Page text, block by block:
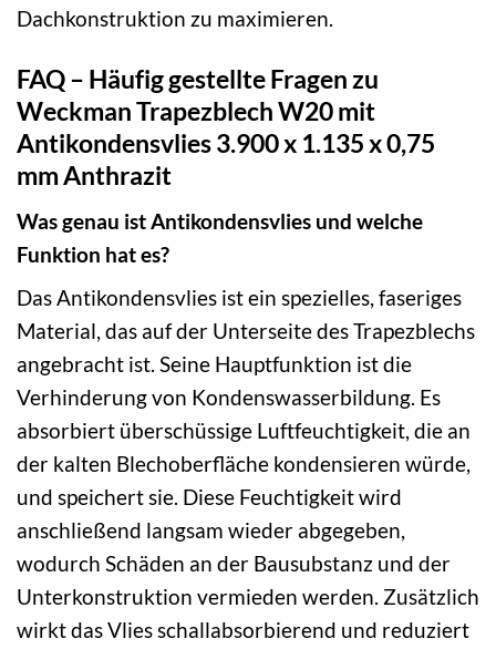
Dachkonstruktion zu maximieren.
FAQ – Häufig gestellte Fragen zu
Weckman Trapezblech W20 mit
Antikondensvlies 3.900 x 1.135 x 0,75
mm Anthrazit
Was genau ist Antikondensvlies und welche
Funktion hat es?
Das Antikondensvlies ist ein spezielles, faseriges
Material, das auf der Unterseite des Trapezblechs
angebracht ist. Seine Hauptfunktion ist die
Verhinderung von Kondenswasserbildung. Es
absorbiert überschüssige Luftfeuchtigkeit, die an
der kalten Blechoberfläche kondensieren würde,
und speichert sie. Diese Feuchtigkeit wird
anschließend langsam wieder abgegeben,
wodurch Schäden an der Bausubstanz und der
Unterkonstruktion vermieden werden. Zusätzlich
wirkt das Vlies schallabsorbierend und reduziert